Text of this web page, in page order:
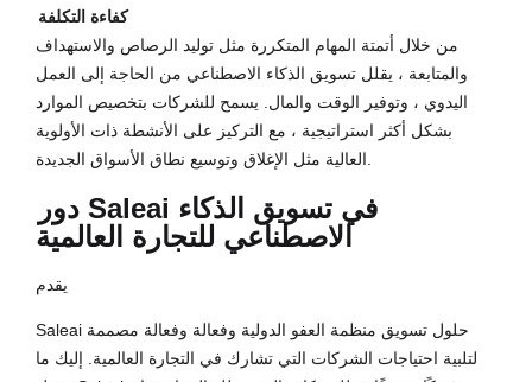
كفاءة التكلفة
من خلال أتمتة المهام المتكررة مثل توليد الرصاص والاستهداف
والمتابعة ، يقلل تسويق الذكاء الاصطناعي من الحاجة إلى العمل
اليدوي ، وتوفير الوقت والمال. يسمح للشركات بتخصيص الموارد
بشكل أكثر استراتيجية ، مع التركيز على الأنشطة ذات الأولوية
العالية مثل الإغلاق وتوسيع نطاق الأسواق الجديدة.
دور Saleai في تسويق الذكاء
الاصطناعي للتجارة العالمية
يقدم
Saleai حلول تسويق منظمة العفو الدولية وفعالة وفعالة مصممة
لتلبية احتياجات الشركات التي تشارك في التجارة العالمية. إليك ما